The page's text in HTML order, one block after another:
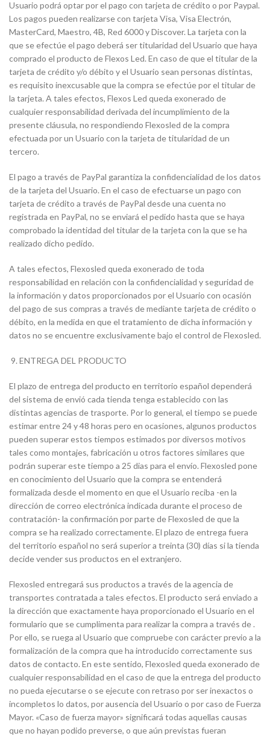
Usuario podrá optar por el pago con tarjeta de crédito o por Paypal.
Los pagos pueden realizarse con tarjeta Visa, Visa Electrón,
MasterCard, Maestro, 4B, Red 6000 y Discover. La tarjeta con la
que se efectúe el pago deberá ser titularidad del Usuario que haya
comprado el producto de Flexos Led. En caso de que el titular de la
tarjeta de crédito y/o débito y el Usuario sean personas distintas,
es requisito inexcusable que la compra se efectúe por el titular de
la tarjeta. A tales efectos, Flexos Led queda exonerado de
cualquier responsabilidad derivada del incumplimiento de la
presente cláusula, no respondiendo Flexosled de la compra
efectuada por un Usuario con la tarjeta de titularidad de un
tercero.
El pago a través de PayPal garantiza la confidencialidad de los datos
de la tarjeta del Usuario. En el caso de efectuarse un pago con
tarjeta de crédito a través de PayPal desde una cuenta no
registrada en PayPal, no se enviará el pedido hasta que se haya
comprobado la identidad del titular de la tarjeta con la que se ha
realizado dicho pedido.
A tales efectos, Flexosled queda exonerado de toda
responsabilidad en relación con la confidencialidad y seguridad de
la información y datos proporcionados por el Usuario con ocasión
del pago de sus compras a través de mediante tarjeta de crédito o
débito, en la medida en que el tratamiento de dicha información y
datos no se encuentre exclusivamente bajo el control de Flexosled.
ENTREGA DEL PRODUCTO
El plazo de entrega del producto en territorio español dependerá
del sistema de envió cada tienda tenga establecido con las
distintas agencias de trasporte. Por lo general, el tiempo se puede
estimar entre 24 y 48 horas pero en ocasiones, algunos productos
pueden superar estos tiempos estimados por diversos motivos
tales como montajes, fabricación u otros factores similares que
podrán superar este tiempo a 25 dias para el envío. Flexosled pone
en conocimiento del Usuario que la compra se entenderá
formalizada desde el momento en que el Usuario reciba -en la
dirección de correo electrónica indicada durante el proceso de
contratación- la confirmación por parte de Flexosled de que la
compra se ha realizado correctamente. El plazo de entrega fuera
del territorio español no será superior a treinta (30) días si la tienda
decide vender sus productos en el extranjero.
Flexosled entregará sus productos a través de la agencia de
transportes contratada a tales efectos. El producto será enviado a
la dirección que exactamente haya proporcionado el Usuario en el
formulario que se cumplimenta para realizar la compra a través de .
Por ello, se ruega al Usuario que compruebe con carácter previo a la
formalización de la compra que ha introducido correctamente sus
datos de contacto. En este sentido, Flexosled queda exonerado de
cualquier responsabilidad en el caso de que la entrega del producto
no pueda ejecutarse o se ejecute con retraso por ser inexactos o
incompletos lo datos, por ausencia del Usuario o por caso de Fuerza
Mayor. «Caso de fuerza mayor» significará todas aquellas causas
que no hayan podido preverse, o que aún previstas fueran